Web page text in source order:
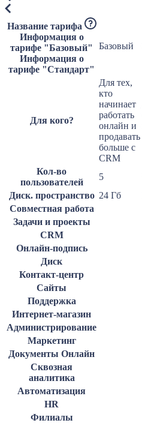
Название тарифа
Информация о
тарифе "Базовый"
Информация о
тарифе "Стандарт"
Базовый
Для кого?
Для тех,
кто
начинает
работать
онлайн и
продавать
больше с
CRM
Кол-во
пользователей
5
Диск. пространство 24 Гб
Совместная работа
Задачи и проекты
CRM
Онлайн-подпись
Диск
Контакт-центр
Сайты
Поддержка
Интернет-магазин
Администрирование
Маркетинг
Документы Онлайн
Сквозная
аналитика
Автоматизация
HR
Филиалы